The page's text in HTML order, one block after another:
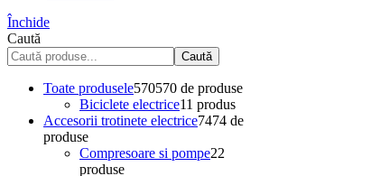
Închide
Caută
Caută
Toate produsele570570 de produse
Biciclete electrice11 produs
Accesorii trotinete electrice7474 de
produse
Compresoare si pompe22
produse